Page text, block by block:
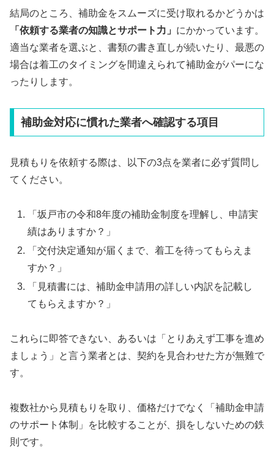
結局のところ、補助金をスムーズに受け取れるかどうかは
「依頼する業者の知識とサポート力」 にかかっています。
適当な業者を選ぶと、書類の書き直しが続いたり、最悪の
場合は着工のタイミングを間違えられて補助金がパーにな
ったりします。
補助金対応に慣れた業者へ確認する項目
見積もりを依頼する際は、以下の3点を業者に必ず質問し
てください。
「坂戸市の令和8年度の補助金制度を理解し、申請実
績はありますか？」
「交付決定通知が届くまで、着工を待ってもらえま
すか？」
「見積書には、補助金申請用の詳しい内訳を記載し
てもらえますか？」
これらに即答できない、あるいは「とりあえず工事を進め
ましょう」と言う業者とは、契約を見合わせた方が無難で
す。
複数社から見積もりを取り、価格だけでなく「補助金申請
のサポート体制」を比較することが、損をしないための鉄
則です。